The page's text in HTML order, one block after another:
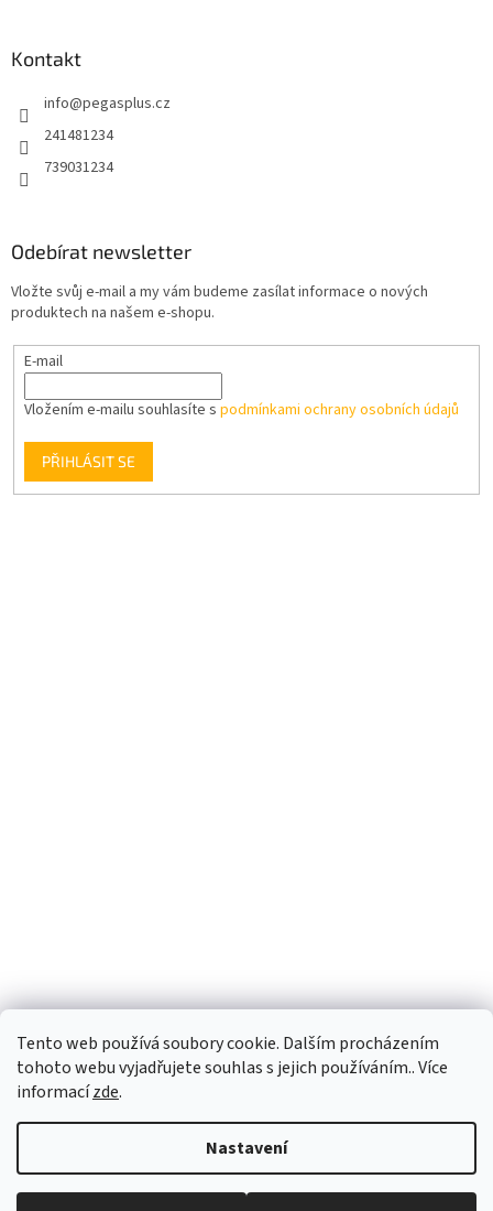
Tento web používá soubory cookie. Dalším procházením
tohoto webu vyjadřujete souhlas s jejich používáním.. Více
informacízde.
Nastavení
Kontakt
info@pegasplus.cz
241481234
739031234
Odebírat newsletter
Vložte svůj e-mail a my vám budeme zasílat informace o nových
produktech na našem e-shopu.
E-mail
Vložením e-mailu souhlasíte s podmínkami ochrany osobních údajů
PŘIHLÁSIT SE
Copyright 2026PEGASPLUS. Všechna práva vyhrazena.Upravit